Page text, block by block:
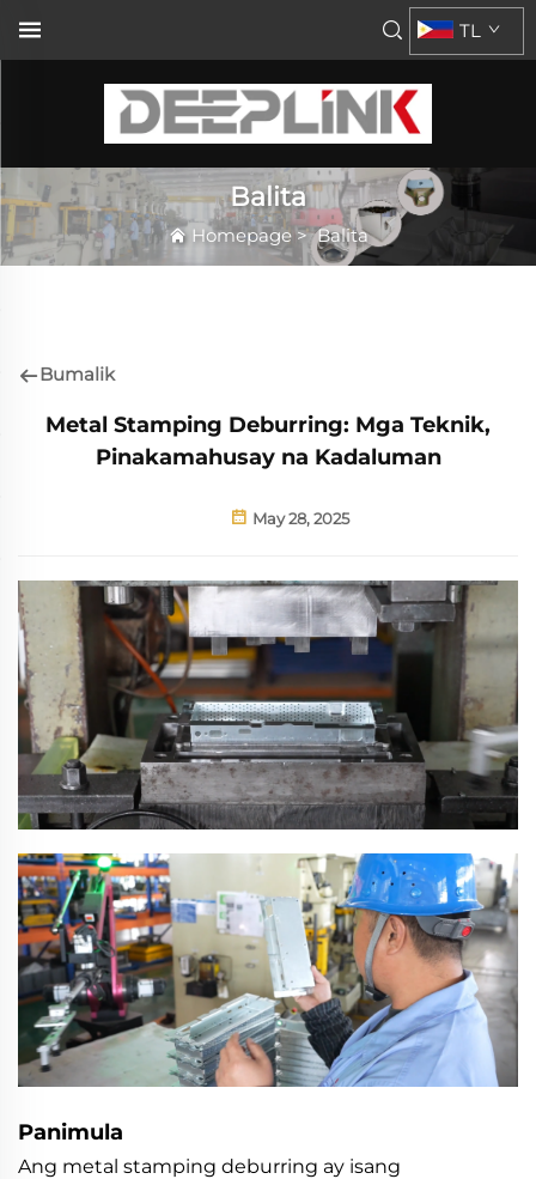
TL
Balita
Homepage>Balita
Bumalik
Metal Stamping Deburring: Mga Teknik,
Pinakamahusay na Kadaluman
May 28, 2025
Panimula
Ang metal stamping deburring ay isang